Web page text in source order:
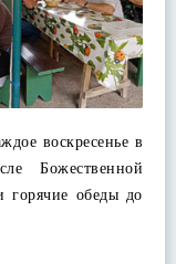
воскресенье в
Божественной
горячие обеды до